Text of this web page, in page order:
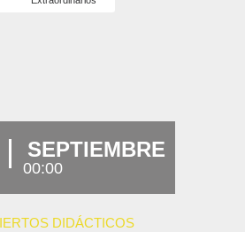
SEPTIEMBRE
00:00
DIDÁCTICOS